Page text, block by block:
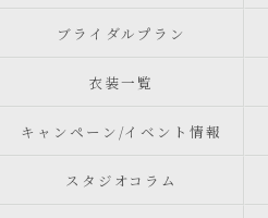
ブライダルプラン
衣装一覧
キャンペーン/イベント情報
スタジオコラム